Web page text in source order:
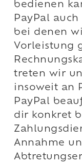
bedienen
PayPal
bei denen
Vorleistung
treten wir
insoweit an
PayPal
dir konkret
Annahme